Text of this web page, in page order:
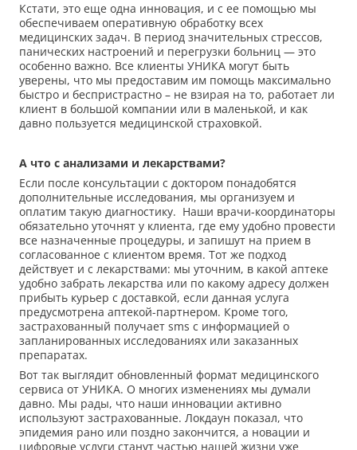
Кстати, это еще одна инновация, и с ее помощью мы
обеспечиваем оперативную обработку всех
медицинских задач. В период значительных стрессов,
панических настроений и перегрузки больниц — это
особенно важно. Все клиенты УНИКА могут быть
уверены, что мы предоставим им помощь максимально
быстро и беспристрастно – не взирая на то, работает ли
клиент в большой компании или в маленькой, и как
давно пользуется медицинской страховкой.
А что с анализами и лекарствами?
Если после консультации с доктором понадобятся
дополнительные исследования, мы организуем и
оплатим такую диагностику. Наши врачи-координаторы
обязательно уточнят у клиента, где ему удобно провести
все назначенные процедуры, и запишут на прием в
согласованное с клиентом время. Тот же подход
действует и с лекарствами: мы уточним, в какой аптеке
удобно забрать лекарства или по какому адресу должен
прибыть курьер с доставкой, если данная услуга
предусмотрена аптекой-партнером. Кроме того,
застрахованный получает sms с информацией о
запланированных исследованиях или заказанных
препаратах.
Вот так выглядит обновленный формат медицинского
сервиса от УНИКА. О многих изменениях мы думали
давно. Мы рады, что наши инновации активно
используют застрахованные. Локдаун показал, что
эпидемия рано или поздно закончится, а новации и
цифровые услуги станут частью нашей жизни уже